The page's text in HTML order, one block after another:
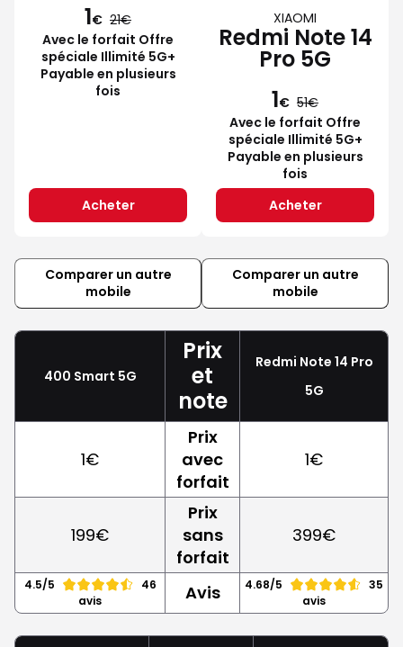
1€ 21
Avec le forfait Offre
spéciale Illimité 5G+
Payable en plusieurs
fois
Acheter
XIAOMI
Redmi Note 14
Pro 5G
1€ 51
Avec le forfait Offre
spéciale Illimité 5G+
Payable en plusieurs
fois
Acheter
Comparer un autre
mobile
Comparer un autre
mobile
400 Smart 5G
Prix
et
note
Redmi Note 14 Pro
5G
1€
Prix
avec
forfait
1€
199€
Prix
sans
forfait
399€
4.5/5
46
avis
Avis 4.68/5
35
avis